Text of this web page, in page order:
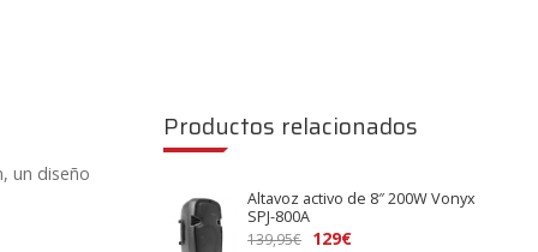
un diseño
Productos relacionados
Altavoz activo de 8″ 200W Vonyx
SPJ-800A
139,95€
El
129€El